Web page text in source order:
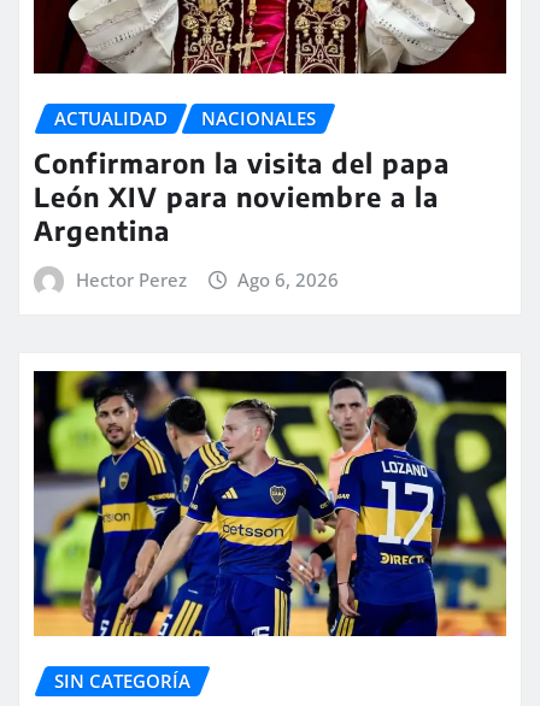
ACTUALIDAD NACIONALES
Confirmaron la visita del papa
León XIV para noviembre a la
Argentina
Hector Perez Ago 6, 2026
SIN CATEGORÍA